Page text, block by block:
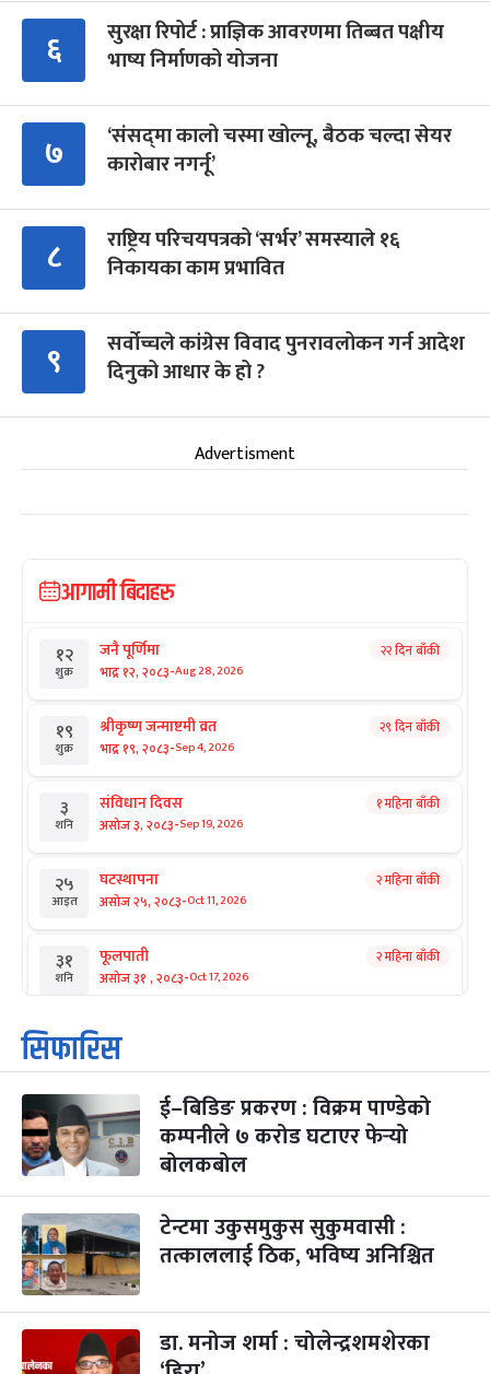
६
सुरक्षा रिपोर्ट : प्राज्ञिक आवरणमा तिब्बत पक्षीय
भाष्य निर्माणको योजना
७
‘संसद्‍मा कालो चस्मा खोल्नू, बैठक चल्दा सेयर
कारोबार नगर्नू’
८
राष्ट्रिय परिचयपत्रको ‘सर्भर’ समस्याले १६
निकायका काम प्रभावित
९
सर्वोच्चले कांग्रेस विवाद पुनरावलोकन गर्न आदेश
दिनुको आधार के हो ?
Advertisment
आगामी बिदाहरु
१२
शुक्र
जनै पूर्णिमा
भाद्र १२, २०८३-Aug 28, 2026
२२ दिन बाँकी
१९
शुक्र
श्रीकृष्ण जन्माष्टमी व्रत
भाद्र १९, २०८३-Sep 4, 2026
२९ दिन बाँकी
३
शनि
संविधान दिवस
असोज ३, २०८३-Sep 19, 2026
१ महिना बाँकी
२५
आइत
घटस्थापना
असोज २५, २०८३-Oct 11, 2026
२ महिना बाँकी
३१
शनि
फूलपाती
असोज ३१ , २०८३-Oct 17, 2026
२ महिना बाँकी
१
आइत
कार्तिक सङ्क्रान्ति
कार्तिक १, २०८३
३
मंगल
महानवमी
कार्तिक ३, २०८३-Oct 20, 2026
२ महिना बाँकी
४
५
बिहि
पापा‌ङ्कुशा एकादशी व्रत
कार्तिक ५, २०८३
२ महिना बाँकी
आइत
कुकुर तिहार
कार्तिक २२, २०८३-Nov 8, 2026
३ महिना बाँकी
सिफारिस
ई–बिडिङ प्रकरण : विक्रम पाण्डेको
कम्पनीले ७ करोड घटाएर फेर्‍यो
बोलकबोल
टेन्टमा उकुसमुकुस सुकुमवासी :
तत्काललाई ठिक, भविष्य अनिश्चित
डा. मनोज शर्मा : चोलेन्द्रशमशेरका